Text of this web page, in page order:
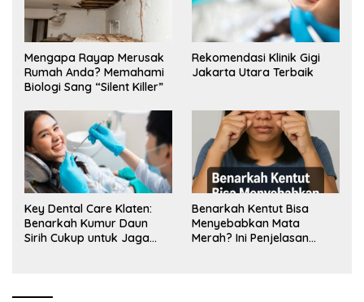
Mengapa Rayap Merusak
Rumah Anda? Memahami
Biologi Sang “Silent Killer”
Rekomendasi Klinik Gigi
Jakarta Utara Terbaik
Key Dental Care Klaten:
Benarkah Kumur Daun
Sirih Cukup untuk Jaga
Benarkah Kentut Bisa
Menyebabkan Mata
Merah? Ini Penjelasan